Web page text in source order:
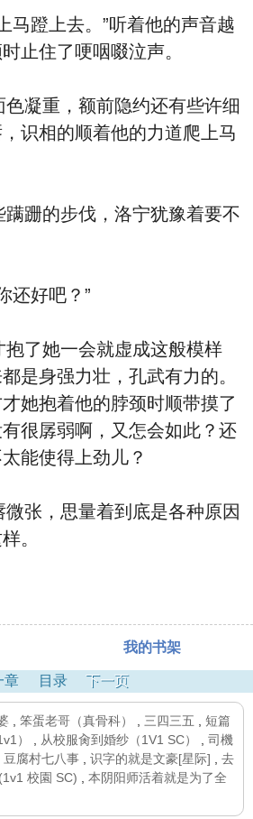
蹬上去。”听着他的声音越
止住了哽咽啜泣声。
凝重，额前隐约还有些许细
识相的顺着他的力道爬上马
跚的步伐，洛宁犹豫着要不
还好吧？”
了她一会就虚成这般模样
是身强力壮，孔武有力的。
她抱着他的脖颈时顺带摸了
很孱弱啊，又怎会如此？还
能使得上劲儿？
张，思量着到底是各种原因
。
我的书架
章 目录 下一页
笨蛋老哥（真骨科） 三四三五
短篇
） 从校服肏到婚纱（1V1 SC）
司機
豆腐村七八事 识字的就是文豪[星际]
去
校園 SC)
本阴阳师活着就是为了全